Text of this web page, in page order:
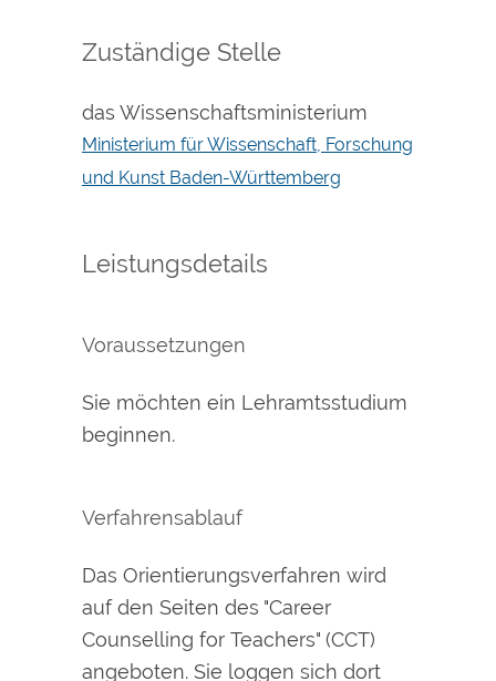
Zuständige Stelle
das Wissenschaftsministerium
Ministerium für Wissenschaft, Forschung
und Kunst Baden-Württemberg
Leistungsdetails
Voraussetzungen
Sie möchten ein Lehramtsstudium
beginnen.
Verfahrensablauf
Das Orientierungsverfahren wird
auf den Seiten des "Career
Counselling for Teachers" (CCT)
angeboten. Sie loggen sich dort